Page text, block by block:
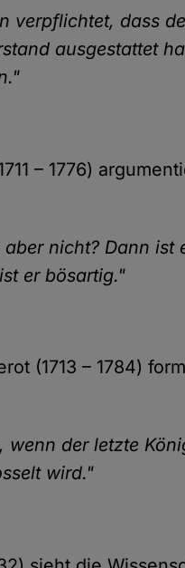
verpflichtet, dass
ausgestattet
– 1776)
nicht? Dann ist
er bösartig."
(1713 – 1784)
der letzte
wird."